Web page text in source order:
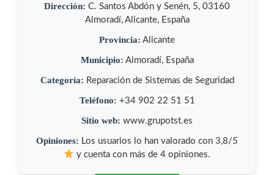
Dirección: C. Santos Abdón y Senén, 5, 03160
Almoradí, Alicante, España
Provincia: Alicante
Municipio: Almoradí, España
Categoría: Reparación de Sistemas de Seguridad
Teléfono: +34 902 22 51 51
Sitio web: www.grupotst.es
Opiniones: Los usuarios lo han valorado con 3,8/5
y cuenta con más de 4 opiniones.